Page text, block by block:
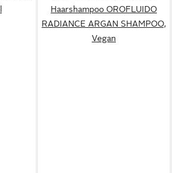
Haarshampoo OROFLUIDO
RADIANCE ARGAN SHAMPOO,
Vegan